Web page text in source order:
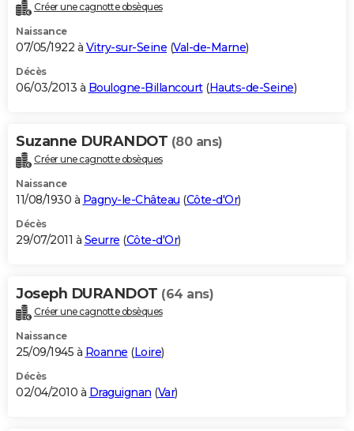
Créer une cagnotte obsèques
Naissance
07/05/1922 à Vitry-sur-Seine (Val-de-Marne)
Décès
06/03/2013 à Boulogne-Billancourt(Hauts-de-Seine)
Suzanne DURANDOT (80 ans)
Créer une cagnotte obsèques
Naissance
11/08/1930 à Pagny-le-Château (Côte-d'Or)
Décès
29/07/2011 à Seurre (Côte-d'Or)
Joseph DURANDOT (64 ans)
Créer une cagnotte obsèques
Naissance
25/09/1945 à Roanne (Loire)
Décès
02/04/2010 à Draguignan (Var)